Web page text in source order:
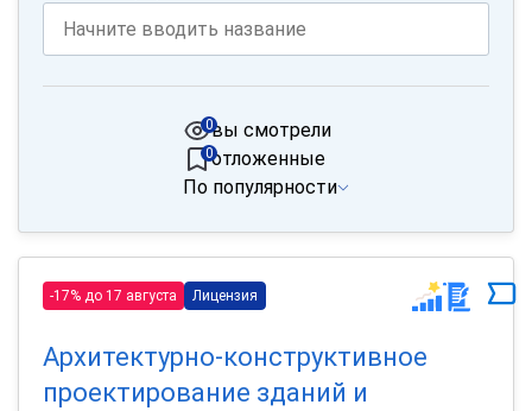
вы смотрели
0
отложенные
0
По популярности
-17% до 17 августа Лицензия
Архитектурно-конструктивное
проектирование зданий и